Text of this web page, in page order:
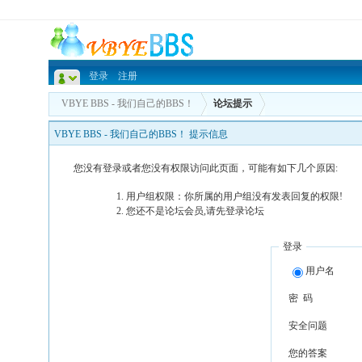
登录 注册
VBYE BBS - 我们自己的BBS！ 论坛提示
VBYE BBS - 我们自己的BBS！ 提示信息
您没有登录或者您没有权限访问此页面，可能有如下几个原因:
用户组权限：你所属的用户组没有发表回复的权限!
您还不是论坛会员,请先登录论坛
登录
用户名
密 码
安全问题
您的答案